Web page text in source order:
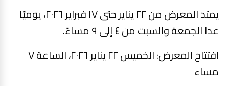
يمتد المعرض من ٢٢ يناير حتى ١٧ فبراير ٢٠٢٦، يوميًا
عدا الجمعة والسبت من ٤ إلى ٩ مساءً.
افتتاح المعرض: الخميس ٢٢ يناير ٢٠٢٦، الساعة ٧
مساء